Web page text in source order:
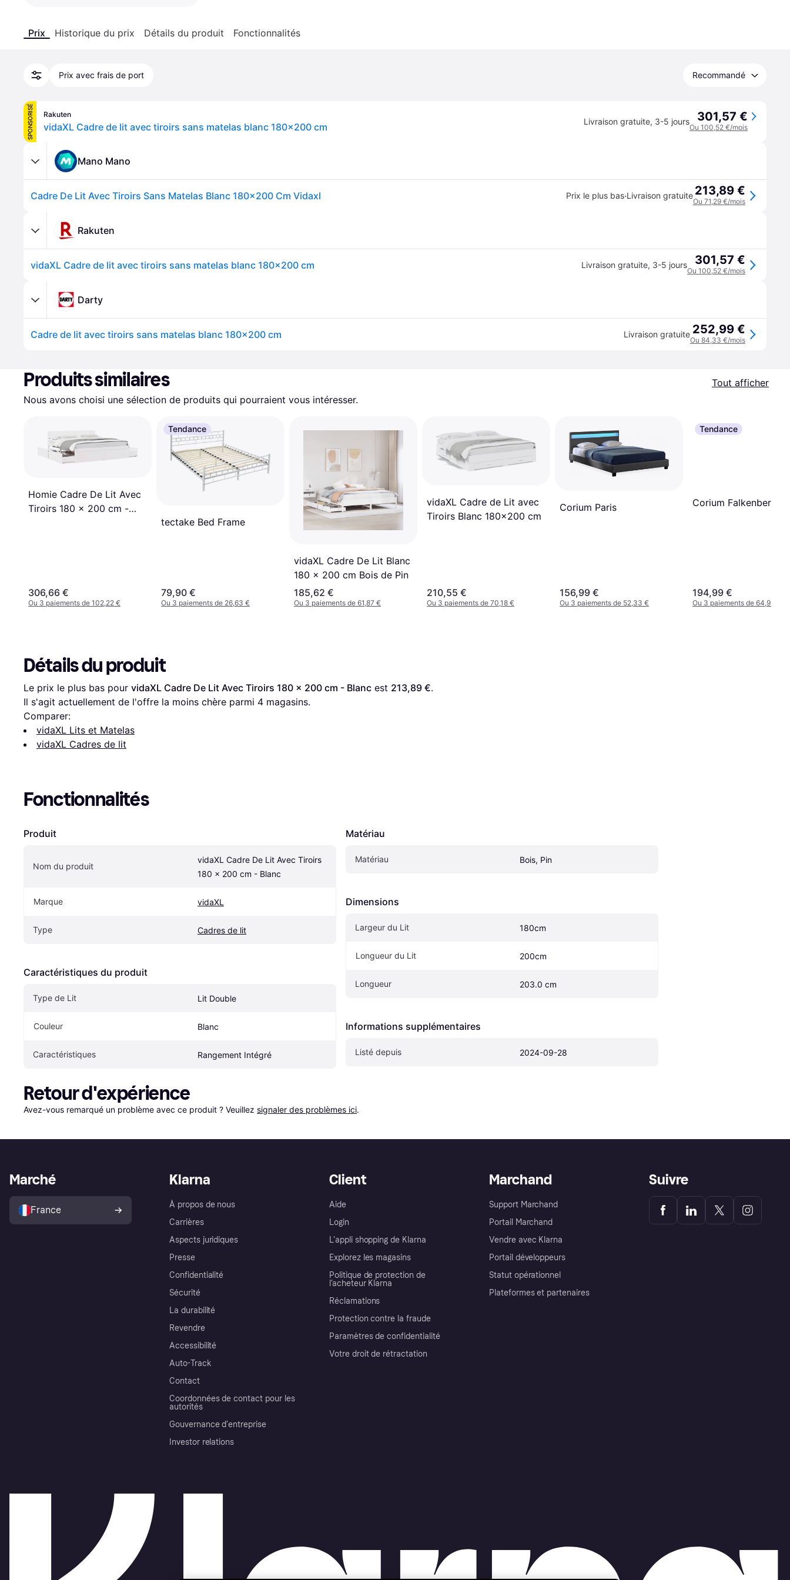
Prix Historique du prix Détails du produit Fonctionnalités
Prix avec frais de port Recommandé
SPONSORISÉ Rakuten
vidaXL Cadre de lit avec tiroirs sans matelas blanc 180x200 cm Livraison gratuite, 3-5 jours 301,57 €
Ou 100,52 €/mois
Mano Mano
Cadre De Lit Avec Tiroirs Sans Matelas Blanc 180x200 Cm Vidaxl Prix le plus bas·Livraison gratuite 213,89 €
Ou 71,29 €/mois
Rakuten
vidaXL Cadre de lit avec tiroirs sans matelas blanc 180x200 cm Livraison gratuite, 3-5 jours 301,57 €
Ou 100,52 €/mois
Darty
Cadre de lit avec tiroirs sans matelas blanc 180x200 cm Livraison gratuite 252,99 €
Ou 84,33 €/mois
Produits similaires
Tout afficher
Nous avons choisi une sélection de produits qui pourraient vous intéresser.
Homie Cadre De Lit Avec
Tiroirs 180 x 200 cm -
306,66 €
Ou 3 paiements de 102,22 €
Tendance
tectake Bed Frame
79,90 €
Ou 3 paiements de 26,63 €
vidaXL Cadre De Lit Blanc
180 x 200 cm Bois de Pin
185,62 €
Ou 3 paiements de 61,87 €
vidaXL Cadre de Lit avec
Tiroirs Blanc 180x200 cm
210,55 €
Ou 3 paiements de 70,18 €
Corium Paris
156,99 €
Ou 3 paiements de 52,33 €
Tendance
Corium Falkenberg
194,99 €
Ou 3 paiements de 64,99 €
Détails du produit
Le prix le plus bas pour vidaXL Cadre De Lit Avec Tiroirs 180 x 200 cm - Blanc est 213,89 €.
Il s'agit actuellement de l'offre la moins chère parmi 4 magasins.
Comparer:
vidaXL Lits et Matelas
vidaXL Cadres de lit
Fonctionnalités
Produit
Nom du produit
vidaXL Cadre De Lit Avec Tiroirs
180 x 200 cm - Blanc
Marque vidaXL
Type Cadres de lit
Caractéristiques du produit
Type de Lit Lit Double
Couleur Blanc
Caractéristiques Rangement Intégré
Matériau
Matériau Bois, Pin
Dimensions
Largeur du Lit 180cm
Longueur du Lit 200cm
Longueur 203.0 cm
Informations supplémentaires
Listé depuis 2024-09-28
Retour d'expérience
Avez-vous remarqué un problème avec ce produit ? Veuillez signaler des problèmes ici.
Klarna
À propos de nous
Carrières
Aspects juridiques
Presse
Confidentialité
Sécurité
La durabilité
Revendre
Accessibilité
Auto-Track
Contact
Coordonnées de contact pour les
autorités
Gouvernance d’entreprise
Investor relations
Client
Aide
Login
L'appli shopping de Klarna
Explorez les magasins
Politique de protection de
l’acheteur Klarna
Réclamations
Protection contre la fraude
Paramètres de confidentialité
Votre droit de rétractation
Marchand
Support Marchand
Portail Marchand
Vendre avec Klarna
Portail développeurs
Statut opérationnel
Plateformes et partenaires
Marché
France
Suivre